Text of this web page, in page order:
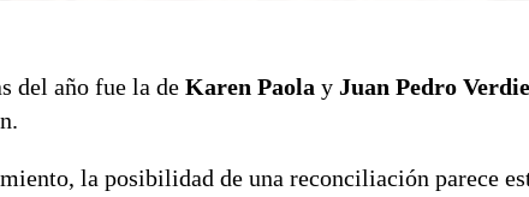
del año fue la de Karen Paola y Juan Pedro
la posibilidad de una reconciliación parece